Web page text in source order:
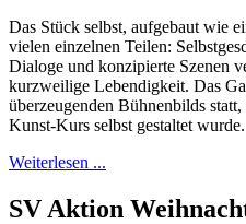
Das Stück selbst, aufgebaut wie
vielen einzelnen Teilen:
Dialoge und konzipierte Szenen
kurzweilige Lebendigkeit. Das
überzeugenden Bühnenbilds
Kunst-Kurs selbst gestaltet wurde.
Weiterlesen ...
SV Aktion